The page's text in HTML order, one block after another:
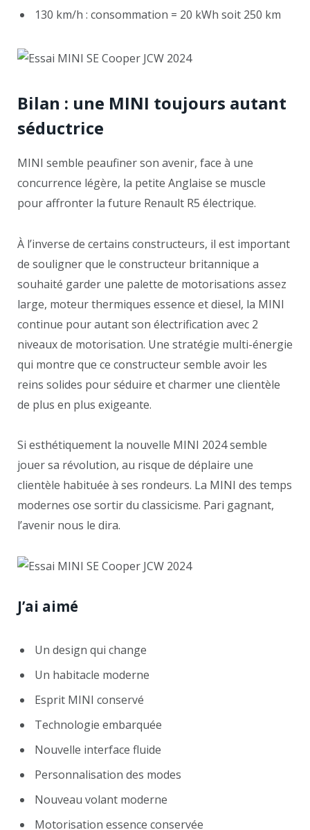
130 km/h : consommation = 20 kWh soit 250 km
Bilan : une MINI toujours autant
séductrice
MINI semble peaufiner son avenir, face à une
concurrence légère, la petite Anglaise se muscle
pour affronter la future Renault R5 électrique.
À l’inverse de certains constructeurs, il est important
de souligner que le constructeur britannique a
souhaité garder une palette de motorisations assez
large, moteur thermiques essence et diesel, la MINI
continue pour autant son électrification avec 2
niveaux de motorisation. Une stratégie multi-énergie
qui montre que ce constructeur semble avoir les
reins solides pour séduire et charmer une clientèle
de plus en plus exigeante.
Si esthétiquement la nouvelle MINI 2024 semble
jouer sa révolution, au risque de déplaire une
clientèle habituée à ses rondeurs. La MINI des temps
modernes ose sortir du classicisme. Pari gagnant,
l’avenir nous le dira.
J’ai aimé
Un design qui change
Un habitacle moderne
Esprit MINI conservé
Technologie embarquée
Nouvelle interface fluide
Personnalisation des modes
Nouveau volant moderne
Motorisation essence conservée